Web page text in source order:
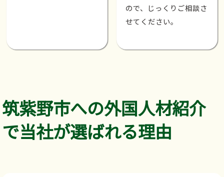
ので、じっくりご相談さ
せてください。
筑紫野市への外国人材紹介
で当社が選ばれる理由